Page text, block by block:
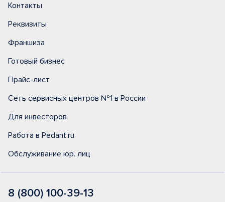
Контакты
Реквизиты
Франшиза
Готовый бизнес
Прайс-лист
Сеть сервисных центров №1 в России
Для инвесторов
Работа в Pedant.ru
Обслуживание юр. лиц
8 (800) 100-39-13